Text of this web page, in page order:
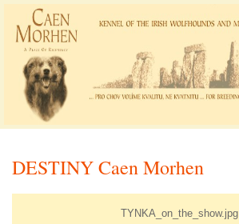
DESTINY Caen Morhen
TYNKA_on_the_show.jpg